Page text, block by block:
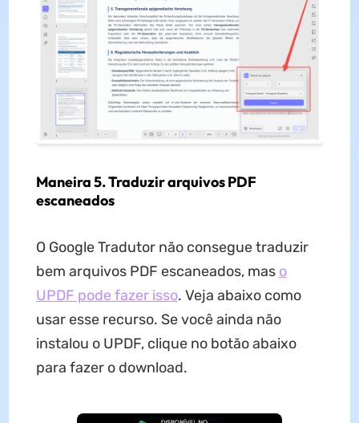
Maneira 5. Traduzir arquivos PDF
escaneados
O Google Tradutor não consegue traduzir
bem arquivos PDF escaneados, mas o
UPDF pode fazer isso. Veja abaixo como
usar esse recurso. Se você ainda não
instalou o UPDF, clique no botão abaixo
para fazer o download.